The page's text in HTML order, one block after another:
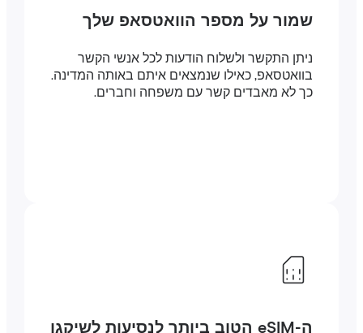
שמור על מספר הוואטסאפ שלך
ניתן התקשר ולשלוח הודעות לכל אנשי הקשר
בוואטסאפ, כאילו שנמצאים איתם באותה המדינה.
כך לא מאבדים קשר עם משפחה וחברים.